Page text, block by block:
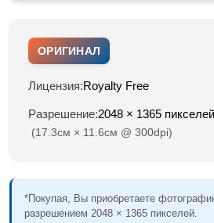
ОРИГИНАЛ
Лицензия:Royalty Free
Разрешение:2048 × 1365 пикселей
(17.3см × 11.6см @ 300dpi)
*Покупая, Вы приобретаете
разрешением 2048 × 1365 пикселей.